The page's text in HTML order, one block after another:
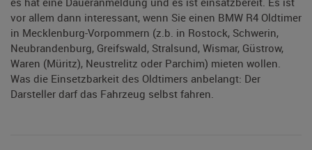
vor allem dann interessant, wenn Sie einen BMW R4 Oldtimer
in Mecklenburg-Vorpommern (z.b. in Rostock, Schwerin,
Neubrandenburg, Greifswald, Stralsund, Wismar, Güstrow,
Waren (Müritz), Neustrelitz oder Parchim) mieten wollen.
Was die Einsetzbarkeit des Oldtimers anbelangt: Der
Darsteller darf das Fahrzeug selbst fahren.